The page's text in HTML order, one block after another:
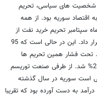
شخصیت های سیاسی، تحریم
اقتصاد سوریه بود. از همه
سپتامبر تحریم خرید نفت از
سوریه نیز عملا اقتصاد سوریه را در بن بست قرار داد. این در حالی است که 95
تحت فشار همین تحریم ها
دولت مجبور به کاهش تولیدات نفتی خود به 25% شد. از طرفی صنعت توریسم
است سوریه در سال گذشته
خود درآمد به دست آورده بود که تقریبا